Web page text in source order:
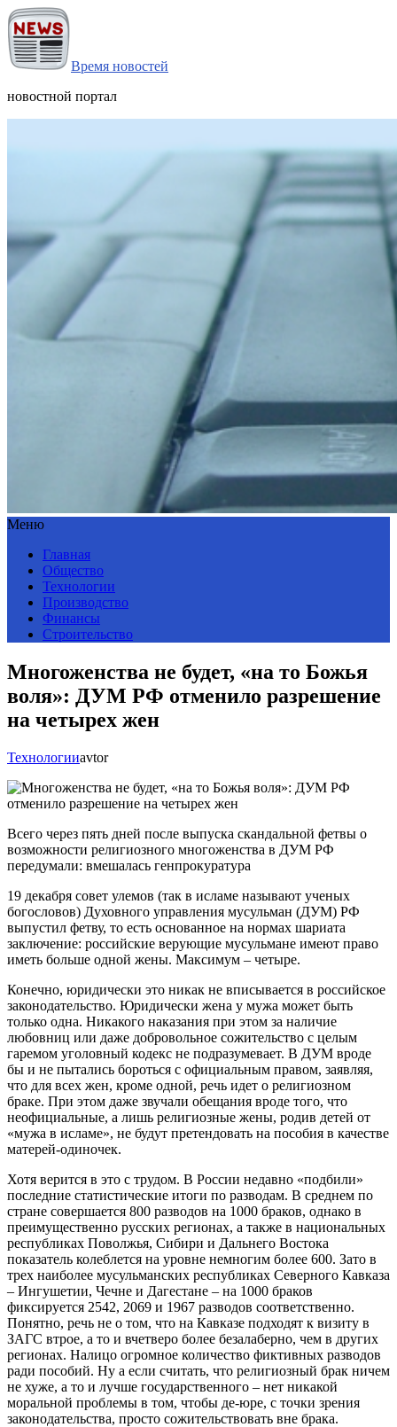
Время новостей
новостной портал
Меню
Главная
Общество
Технологии
Производство
Финансы
Строительство
Многоженства не будет, «на то Божья
воля»: ДУМ РФ отменило разрешение
на четырех жен
Технологииavtor
Всего через пять дней после выпуска скандальной фетвы о
возможности религиозного многоженства в ДУМ РФ
передумали: вмешалась генпрокуратура
19 декабря совет улемов (так в исламе называют ученых
богословов) Духовного управления мусульман (ДУМ) РФ
выпустил фетву, то есть основанное на нормах шариата
заключение: российские верующие мусульмане имеют право
иметь больше одной жены. Максимум – четыре.
Конечно, юридически это никак не вписывается в российское
законодательство. Юридически жена у мужа может быть
только одна. Никакого наказания при этом за наличие
любовниц или даже добровольное сожительство с целым
гаремом уголовный кодекс не подразумевает. В ДУМ вроде
бы и не пытались бороться с официальным правом, заявляя,
что для всех жен, кроме одной, речь идет о религиозном
браке. При этом даже звучали обещания вроде того, что
неофициальные, а лишь религиозные жены, родив детей от
«мужа в исламе», не будут претендовать на пособия в качестве
матерей-одиночек.
Хотя верится в это с трудом. В России недавно «подбили»
последние статистические итоги по разводам. В среднем по
стране совершается 800 разводов на 1000 браков, однако в
преимущественно русских регионах, а также в национальных
республиках Поволжья, Сибири и Дальнего Востока
показатель колеблется на уровне немногим более 600. Зато в
трех наиболее мусульманских республиках Северного Кавказа
– Ингушетии, Чечне и Дагестане – на 1000 браков
фиксируется 2542, 2069 и 1967 разводов соответственно.
Понятно, речь не о том, что на Кавказе подходят к визиту в
ЗАГС втрое, а то и вчетверо более безалаберно, чем в других
регионах. Налицо огромное количество фиктивных разводов
ради пособий. Ну а если считать, что религиозный брак ничем
не хуже, а то и лучше государственного – нет никакой
моральной проблемы в том, чтобы де-юре, с точки зрения
законодательства, просто сожительствовать вне брака.